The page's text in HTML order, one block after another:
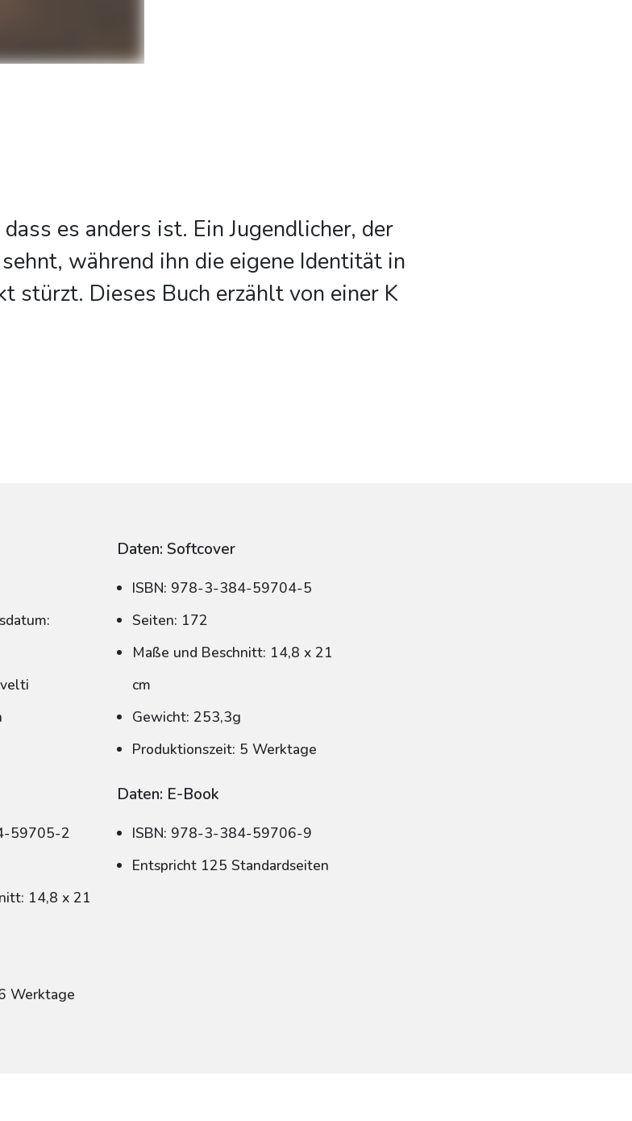
es anders ist. Ein Jugendlicher, der
während ihn die eigene Identität in
stürzt. Dieses Buch erzählt von einer K
Daten: Softcover
ISBN: 978-3-384-59704-5
Seiten: 172
Maße und Beschnitt: 14,8 x 21
cm
Gewicht: 253,3g
Produktionszeit: 5 Werktage
59705-2
14,8 x 21
Werktage
Daten: E-Book
ISBN: 978-3-384-59706-9
Entspricht 125 Standardseiten